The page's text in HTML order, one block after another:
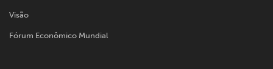
Visão
Fórum Econômico Mundial